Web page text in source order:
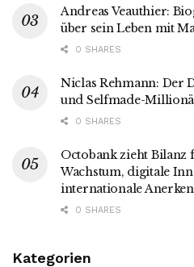
Andreas Veauthier:
über sein Leben mit
0 SHARES
Niclas Rehmann: Der
und Selfmade-
0 SHARES
Octobank zieht Bilanz
Wachstum, digitale
internationale
0 SHARES
Kategorien